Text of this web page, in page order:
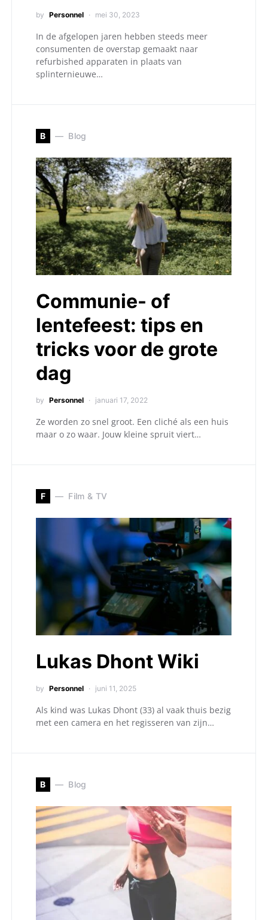
by Personnel mei 30, 2023
In de afgelopen jaren hebben steeds meer
consumenten de overstap gemaakt naar
refurbished apparaten in plaats van
splinternieuwe…
B Blog
Communie- of
lentefeest: tips en
tricks voor de grote
dag
by Personnel januari 17, 2022
Ze worden zo snel groot. Een cliché als een huis
maar o zo waar. Jouw kleine spruit viert…
F Film & TV
Lukas Dhont Wiki
by Personnel juni 11, 2025
Als kind was Lukas Dhont (33) al vaak thuis bezig
met een camera en het regisseren van zijn…
B Blog